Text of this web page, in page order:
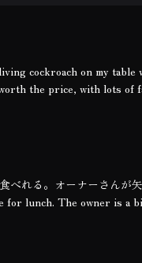
cockroach on my
the price, with lots of
べれる。オーナーさんが
for lunch. The owner is a